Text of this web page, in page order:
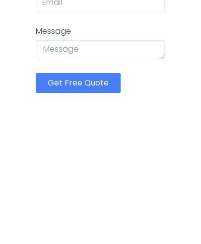
Message
Get Free Quote